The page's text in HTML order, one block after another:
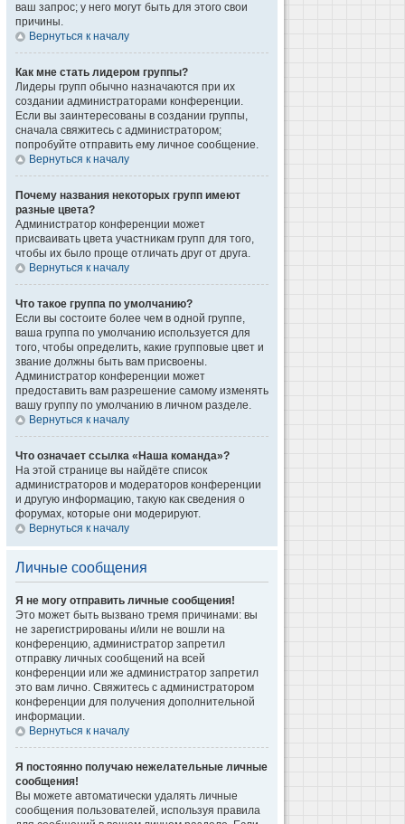
ваш запрос; у него могут быть для этого свои
причины.
Вернуться к началу
Как мне стать лидером группы?
Лидеры групп обычно назначаются при их
создании администраторами конференции.
Если вы заинтересованы в создании группы,
сначала свяжитесь с администратором;
попробуйте отправить ему личное сообщение.
Вернуться к началу
Почему названия некоторых групп имеют
разные цвета?
Администратор конференции может
присваивать цвета участникам групп для того,
чтобы их было проще отличать друг от друга.
Вернуться к началу
Что такое группа по умолчанию?
Если вы состоите более чем в одной группе,
ваша группа по умолчанию используется для
того, чтобы определить, какие групповые цвет и
звание должны быть вам присвоены.
Администратор конференции может
предоставить вам разрешение самому изменять
вашу группу по умолчанию в личном разделе.
Вернуться к началу
Что означает ссылка «Наша команда»?
На этой странице вы найдёте список
администраторов и модераторов конференции
и другую информацию, такую как сведения о
форумах, которые они модерируют.
Вернуться к началу
Личные сообщения
Я не могу отправить личные сообщения!
Это может быть вызвано тремя причинами: вы
не зарегистрированы и/или не вошли на
конференцию, администратор запретил
отправку личных сообщений на всей
конференции или же администратор запретил
это вам лично. Свяжитесь с администратором
конференции для получения дополнительной
информации.
Вернуться к началу
Я постоянно получаю нежелательные личные
сообщения!
Вы можете автоматически удалять личные
сообщения пользователей, используя правила